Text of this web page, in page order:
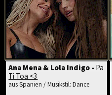
Ana Mena & Lola Indigo -Pa
Ti Toa <3
aus Spanien / Musikstil: Dance